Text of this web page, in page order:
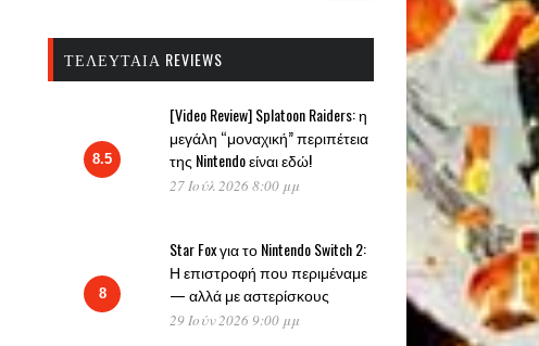
ΤΕΛΕΥΤΑΊΑ REVIEWS
8.5
[Video Review] Splatoon Raiders: η
μεγάλη “μοναχική” περιπέτεια
της Nintendo είναι εδώ!
27 Ιούλ 2026 8:00 μμ
8
Star Fox για το Nintendo Switch 2:
Η επιστροφή που περιμέναμε
— αλλά με αστερίσκους
29 Ιούν 2026 9:00 μμ